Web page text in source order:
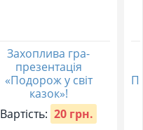
Захоплива гра-
презентація
«Подорож у світ
казок»!
Вартість: 20 грн.